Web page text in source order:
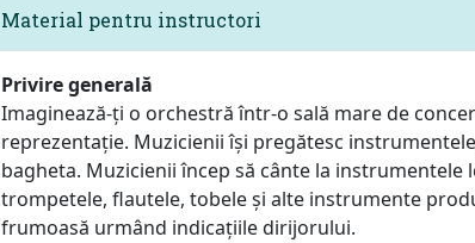
Material pentru instructori
Privire generală
Imaginează-ți o orchestră într-o sală mare de
reprezentație. Muzicienii își pregătesc
bagheta. Muzicienii încep să cânte la instrumentele
trompetele, flautele, tobele și alte instrumente
frumoasă urmând indicațiile dirijorului.